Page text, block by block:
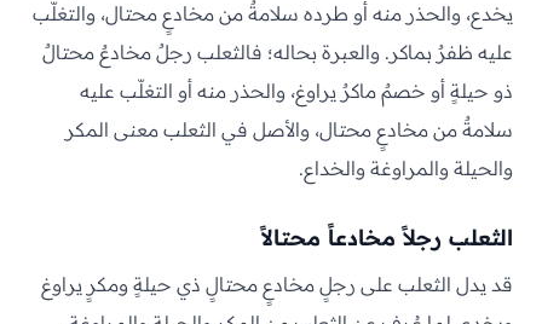
يخدع، والحذر منه أو طرده سلامةٌ من مخادعٍ محتال، والتغلّب
عليه ظفرٌ بماكر. والعبرة بحاله؛ فالثعلب رجلٌ مخادعٌ محتالٌ
ذو حيلةٍ أو خصمٌ ماكرٌ يراوغ، والحذر منه أو التغلّب عليه
سلامةٌ من مخادعٍ محتال، والأصل في الثعلب معنى المكر
والحيلة والمراوغة والخداع.
الثعلب رجلاً مخادعاً محتالاً
قد يدل الثعلب على رجلٍ مخادعٍ محتالٍ ذي حيلةٍ ومكرٍ يراوغ